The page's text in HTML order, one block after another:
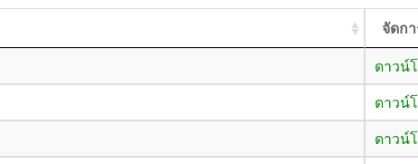
จัดก
ดาวน์
ดาวน์
ดาวน์